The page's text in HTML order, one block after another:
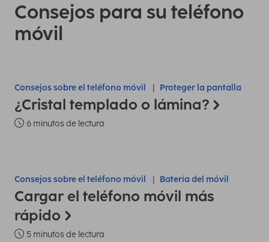
Consejos para su teléfono
móvil
Consejos sobre el teléfono móvil Proteger la pantalla
¿Cristal templado o lámina?
6 minutos de lectura
Consejos sobre el teléfono móvil Batería del móvil
Cargar el teléfono móvil más
rápido
5 minutos de lectura